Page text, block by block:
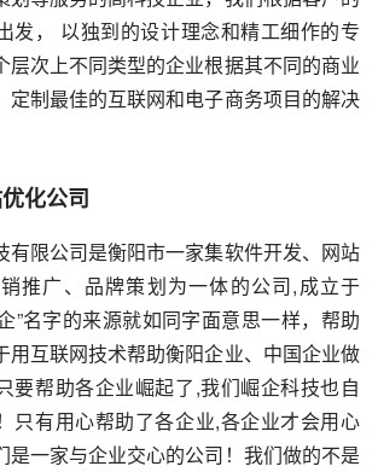
发， 以独到的设计理念和精工细作的专
层次上不同类型的企业根据其不同的商业
定制最佳的互联网和电子商务项目的解决
化公司
有限公司是衡阳市一家集软件开发、网站
推广、品牌策划为一体的公司,成立于
”名字的来源就如同字面意思一样，帮助
用互联网技术帮助衡阳企业、中国企业做
要帮助各企业崛起了,我们崛企科技也自
只有用心帮助了各企业,各企业才会用心
是一家与企业交心的公司！我们做的不是